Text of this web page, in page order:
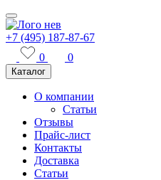
+7 (495) 187-87-67
0
0
Каталог
О компании
Статьи
Отзывы
Прайс-лист
Контакты
Доставка
Статьи